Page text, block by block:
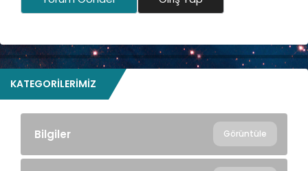
KATEGORILERIMIZ
Bilgiler Görüntüle